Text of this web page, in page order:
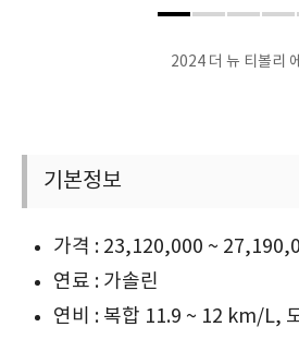
2024 더 뉴 티볼리
기본정보
가격 : 23,120,000 ~
연료 : 가솔린
연비 : 복합 11.9 ~ 12 km/L,